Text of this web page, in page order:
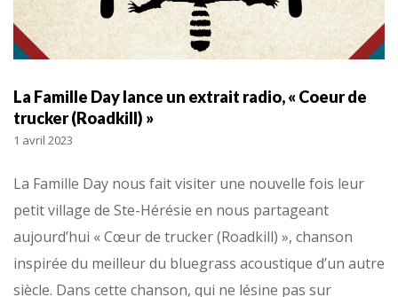
La Famille Day lance un extrait radio, « Coeur de
trucker (Roadkill) »
1 avril 2023
La Famille Day nous fait visiter une nouvelle fois leur
petit village de Ste-Hérésie en nous partageant
aujourd’hui « Cœur de trucker (Roadkill) », chanson
inspirée du meilleur du bluegrass acoustique d’un autre
siècle. Dans cette chanson, qui ne lésine pas sur